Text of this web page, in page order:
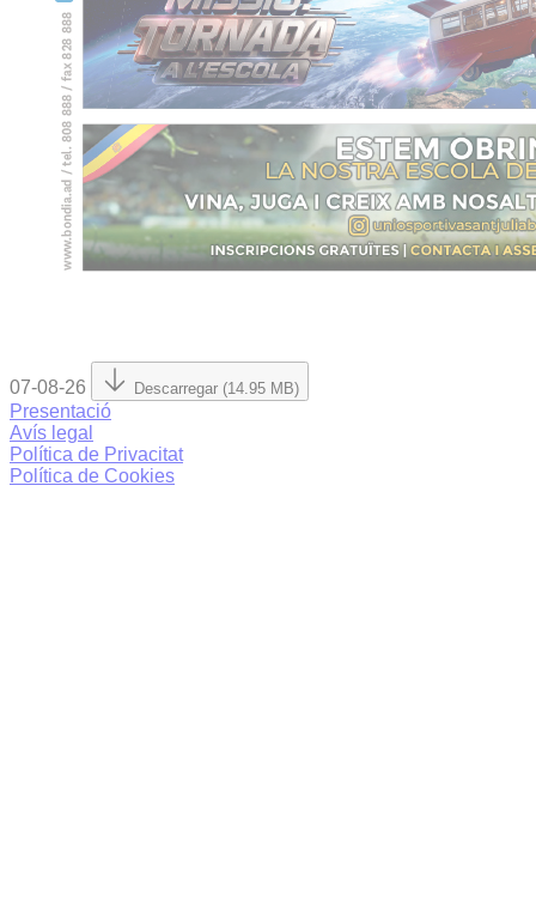
07-08-26 Descarregar (14.95 MB)
Presentació
Avís legal
Política de Privacitat
Política de Cookies